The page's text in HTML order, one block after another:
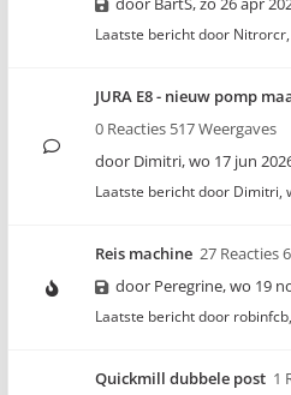
Laatste bericht door Nitrorcr,
JURA E8 - nieuw pomp
0 Reacties 517 Weergaves
door Dimitri,wo 17 jun
Laatste bericht door Dimitri,
Reis machine 27 Reacties
door Peregrine,wo 19
Laatste bericht door robinfcb,
Quickmill dubbele post 1